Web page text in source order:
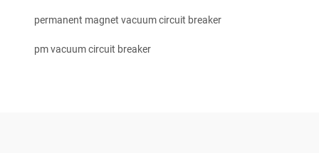
permanent magnet vacuum circuit breaker
pm vacuum circuit breaker